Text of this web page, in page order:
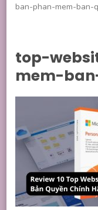
ban-phan-mem-ban-
top-
mem-